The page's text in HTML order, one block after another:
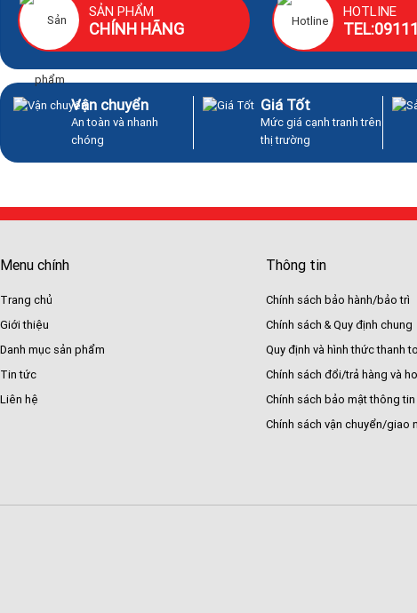
SẢN PHẨM
CHÍNH HÃNG
HOTLINE
Vận chuyển
An toàn và nhanh
chóng
Giá Tốt
Mức giá cạnh tranh trên
thị trường
Menu chính
Trang chủ
Giới thiệu
Danh mục sản phẩm
Tin tức
Liên hệ
Thông tin
Chính sách bảo hành/bảo trì
Chính sách & Quy định chung
Quy định và hình thức thanh
Chính sách đổi/trả hàng và
Chính sách bảo mật thông tin
Chính sách vận chuyển/giao